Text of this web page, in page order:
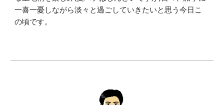
一喜一憂しながら淡々と過ごしていきたいと思う今日こ
の頃です。